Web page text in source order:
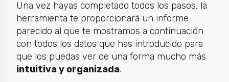
Una vez hayas completado todos los pasos, la
herramienta te proporcionará un informe
parecido al que te mostramos a continuación
con todos los datos que has introducido para
que los puedas ver de una forma mucho más
intuitiva y organizada.